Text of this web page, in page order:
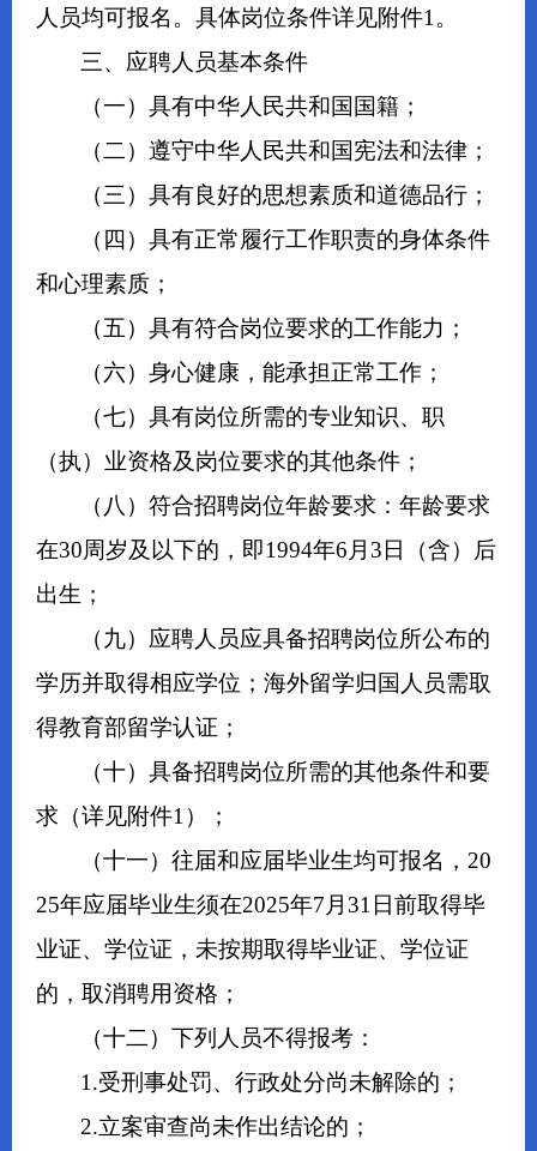
人员均可报名。具体岗位条件详见附件1。
三、应聘人员基本条件
（一）具有中华人民共和国国籍；
（二）遵守中华人民共和国宪法和法律；
（三）具有良好的思想素质和道德品行；
（四）具有正常履行工作职责的身体条件
和心理素质；
（五）具有符合岗位要求的工作能力；
（六）身心健康，能承担正常工作；
（七）具有岗位所需的专业知识、职
（执）业资格及岗位要求的其他条件；
（八）符合招聘岗位年龄要求：年龄要求
在30周岁及以下的，即1994年6月3日（含）后
出生；
（九）应聘人员应具备招聘岗位所公布的
学历并取得相应学位；海外留学归国人员需取
得教育部留学认证；
（十）具备招聘岗位所需的其他条件和要
求（详见附件1）；
（十一）往届和应届毕业生均可报名，20
25年应届毕业生须在2025年7月31日前取得毕
业证、学位证，未按期取得毕业证、学位证
的，取消聘用资格；
（十二）下列人员不得报考：
1.受刑事处罚、行政处分尚未解除的；
2.立案审查尚未作出结论的；